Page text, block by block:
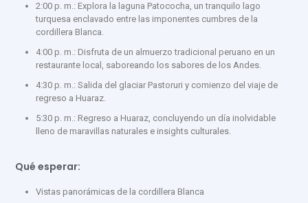
2:00 p. m.: Explora la laguna Patococha, un tranquilo lago
turquesa enclavado entre las imponentes cumbres de la
cordillera Blanca.
4:00 p. m.: Disfruta de un almuerzo tradicional peruano en un
restaurante local, saboreando los sabores de los Andes.
4:30 p. m.: Salida del glaciar Pastoruri y comienzo del viaje de
regreso a Huaraz.
5:30 p. m.: Regreso a Huaraz, concluyendo un día inolvidable
lleno de maravillas naturales e insights culturales.
Qué esperar:
Vistas panorámicas de la cordillera Blanca